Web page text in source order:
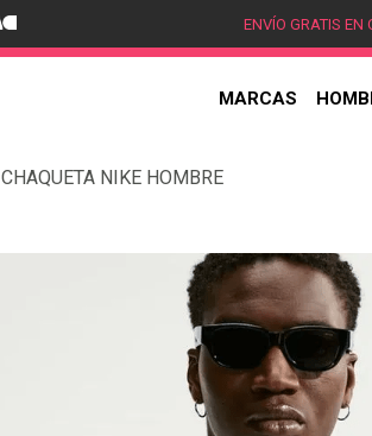
ENVÍO GRATIS EN
MARCAS
CHAQUETA NIKE HOMBRE